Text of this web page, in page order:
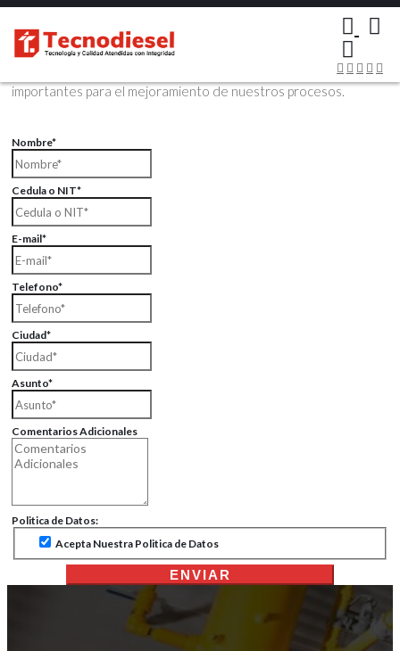
Contáctenos Vía Email
Envíenos sus datos con sus comentarios, sus opiniones son muy
importantes para el mejoramiento de nuestros procesos.
Nombre*
Cedula o NIT*
E-mail*
Telefono*
Ciudad*
Asunto*
Comentarios Adicionales
Politica de Datos:
Acepta Nuestra Politica de Datos
ENVIAR